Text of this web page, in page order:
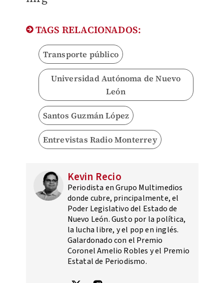
TAGS RELACIONADOS:
Transporte público
Universidad Autónoma de Nuevo
León
Santos Guzmán López
Entrevistas Radio Monterrey
Kevin Recio
Periodista en Grupo Multimedios
donde cubre, principalmente, el
Poder Legislativo del Estado de
Nuevo León. Gusto por la política,
la lucha libre, y el pop en inglés.
Galardonado con el Premio
Coronel Amelio Robles y el Premio
Estatal de Periodismo.